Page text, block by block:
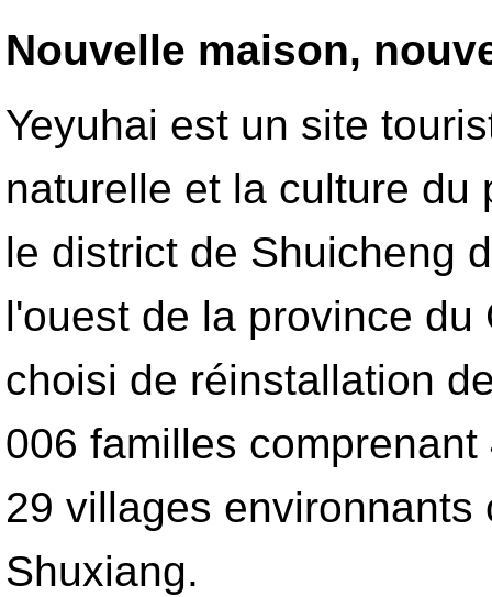
Nouvelle maison,
Yeyuhai est un site
naturelle et la culture du
le district de Shuicheng
l'ouest de la province
choisi de réinstallation
006 familles
29 villages
Shuxiang.